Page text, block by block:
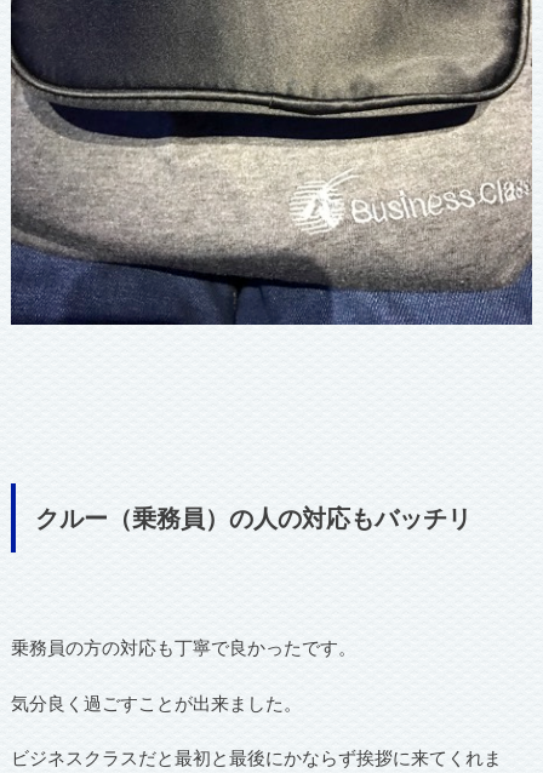
クルー（乗務員）の人の対応もバッチリ
乗務員の方の対応も丁寧で良かったです。
気分良く過ごすことが出来ました。
ビジネスクラスだと最初と最後にかならず挨拶に来てくれま